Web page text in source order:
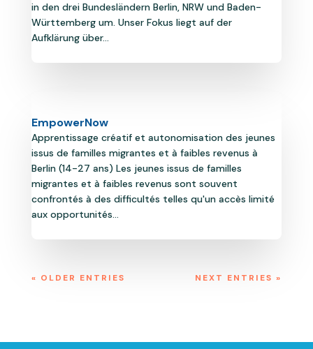
in den drei Bundesländern Berlin, NRW und Baden-
Württemberg um. Unser Fokus liegt auf der
Aufklärung über...
EmpowerNow
Apprentissage créatif et autonomisation des jeunes
issus de familles migrantes et à faibles revenus à
Berlin (14-27 ans) Les jeunes issus de familles
migrantes et à faibles revenus sont souvent
confrontés à des difficultés telles qu'un accès limité
aux opportunités...
« OLDER ENTRIES NEXT ENTRIES »